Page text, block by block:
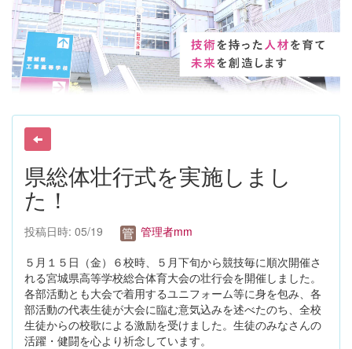
県総体壮行式を実施しまし
た！
投稿日時: 05/19
管理者mm
５月１５日（金）６校時、５月下旬から競技毎に順次開催さ
れる宮城県高等学校総合体育大会の壮行会を開催しました。
各部活動とも大会で着用するユニフォーム等に身を包み、各
部活動の代表生徒が大会に臨む意気込みを述べたのち、全校
生徒からの校歌による激励を受けました。生徒のみなさんの
活躍・健闘を心より祈念しています。